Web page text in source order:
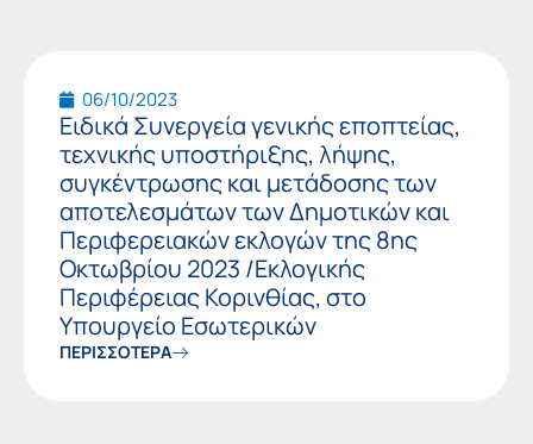
06/10/2023
Ειδικά Συνεργεία γενικής εποπτείας,
τεχνικής υποστήριξης, λήψης,
συγκέντρωσης και μετάδοσης των
αποτελεσμάτων των Δημοτικών και
Περιφερειακών εκλογών της 8ης
Οκτωβρίου 2023 /Εκλογικής
Περιφέρειας Κορινθίας, στο
Υπουργείο Εσωτερικών
ΠΕΡΙΣΣΟΤΕΡΑ